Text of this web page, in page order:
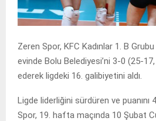
Zeren Spor, KFC Kadınlar 1. B
evinde Bolu Belediyesi’ni 3-0 (25-
ederek ligdeki 16. galibiyetini aldı.
Ligde liderliğini sürdüren ve puanını
Spor, 19. hafta maçında 10 Şubat